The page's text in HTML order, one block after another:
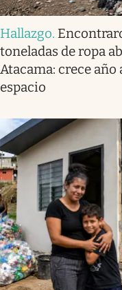
Hallazgo.
toneladas de ropa
Atacama: crece año
espacio